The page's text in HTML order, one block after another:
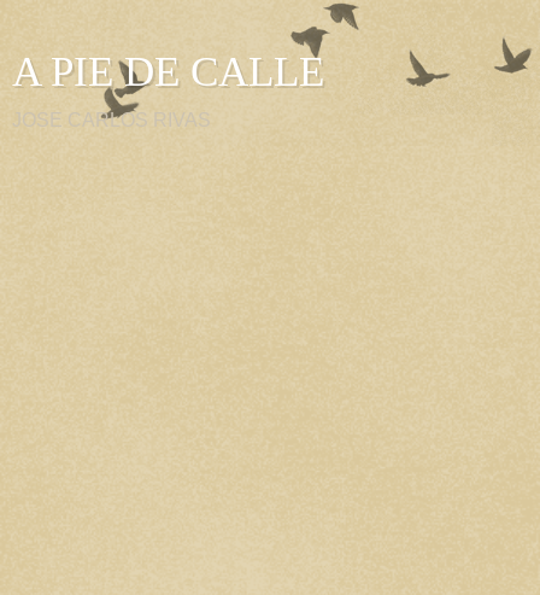
A PIE DE CALLE
JOSE CARLOS RIVAS